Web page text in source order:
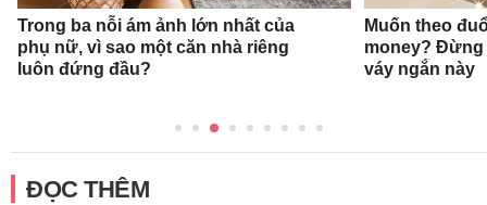
Trong ba nỗi ám ảnh lớn nhất của
phụ nữ, vì sao một căn nhà riêng
luôn đứng đầu?
Muốn theo
money? Đừng
váy ngắn này
ĐỌC THÊM